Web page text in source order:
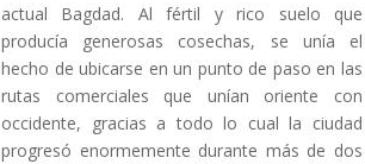
actual Bagdad. Al fértil y rico suelo que
producía generosas cosechas, se unía el
hecho de ubicarse en un punto de paso en las
rutas comerciales que unían oriente con
occidente, gracias a todo lo cual la ciudad
progresó enormemente durante más de dos